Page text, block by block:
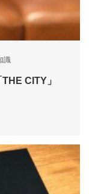
識
CITY」